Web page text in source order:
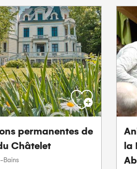
permanentes de
Châtelet
Bains
la